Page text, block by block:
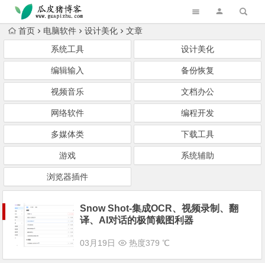
跳转到主内容
首页 电脑软件 设计美化
文章
系统工具
设计美化
编辑输入 备份恢复
视频音乐 文档办公
网络软件 编程开发
多媒体类 下载工具
游戏 系统辅助
浏览器插件
Snow Shot-集成OCR、视频录制、翻
译、AI对话的极简截图利器
03月19日 热度379 ℃